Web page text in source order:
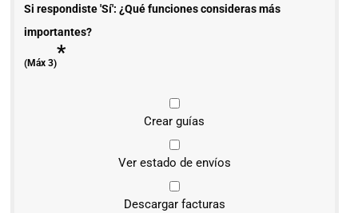
Si respondiste 'Sí': ¿Qué funciones consideras más
importantes?
(Máx 3)*
Crear guías
Ver estado de envíos
Descargar facturas